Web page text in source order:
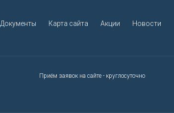
Документы Карта сайта Акции
Новости
Приём заявок на сайте - круглосуточно